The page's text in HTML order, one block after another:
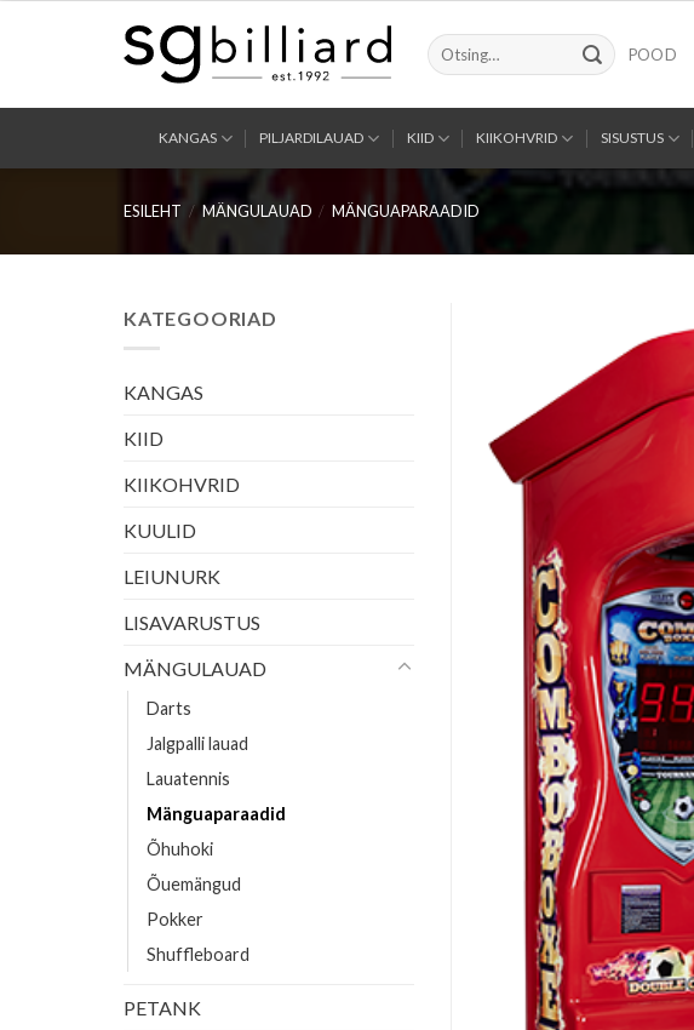
Otsi:
POOD
KANGAS PILJARDILAUAD KIID KIIKOHVRID SISUSTUS
ESILEHT / MÄNGULAUAD / MÄNGUAPARAADID
KATEGOORIAD
KANGAS
KIID
KIIKOHVRID
KUULID
LEIUNURK
LISAVARUSTUS
MÄNGULAUAD
Darts
Jalgpalli lauad
Lauatennis
Mänguaparaadid
Õhuhoki
Õuemängud
Pokker
Shuffleboard
PETANK